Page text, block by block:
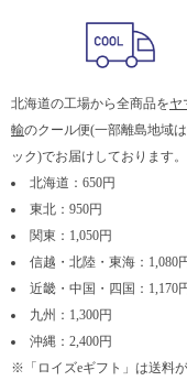
北海道の工場から全商品をヤ
輸のクール便(一部離島地域
ック)でお届けしております。
北海道：650円
東北：950円
関東：1,050円
信越・北陸・東海：1,080
近畿・中国・四国：1,170
九州：1,300円
沖縄：2,400円
※「ロイズeギフト」は送料